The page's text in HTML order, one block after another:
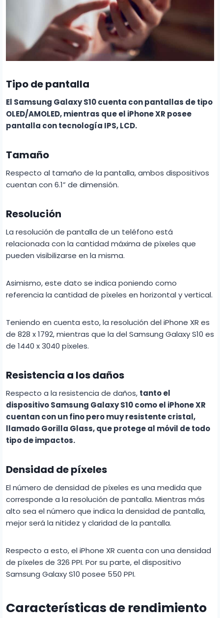
Tipo de pantalla
El Samsung Galaxy S10 cuenta con pantallas de tipo
OLED/AMOLED, mientras que el iPhone XR posee
pantalla con tecnología IPS, LCD.
Tamaño
Respecto al tamaño de la pantalla, ambos dispositivos
cuentan con 6.1” de dimensión.
Resolución
La resolución de pantalla de un teléfono está
relacionada con la cantidad máxima de píxeles que
pueden visibilizarse en la misma.
Asimismo, este dato se indica poniendo como
referencia la cantidad de píxeles en horizontal y vertical.
Teniendo en cuenta esto, la resolución del iPhone XR es
de 828 x 1792, mientras que la del Samsung Galaxy S10 es
de 1440 x 3040 píxeles.
Resistencia a los daños
Respecto a la resistencia de daños, tanto el
dispositivo Samsung Galaxy S10 como el iPhone XR
cuentan con un fino pero muy resistente cristal,
llamado Gorilla Glass, que protege al móvil de todo
tipo de impactos.
Densidad de píxeles
El número de densidad de píxeles es una medida que
corresponde a la resolución de pantalla. Mientras más
alto sea el número que indica la densidad de pantalla,
mejor será la nitidez y claridad de la pantalla.
Respecto a esto, el iPhone XR cuenta con una densidad
de píxeles de 326 PPI. Por su parte, el dispositivo
Samsung Galaxy S10 posee 550 PPI.
Características de rendimiento